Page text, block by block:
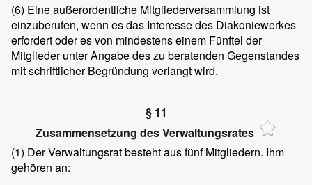
(6) Eine außerordentliche Mitgliederversammlung ist
einzuberufen, wenn es das Interesse des Diakoniewerkes
erfordert oder es von mindestens einem Fünftel der
Mitglieder unter Angabe des zu beratenden Gegenstandes
mit schriftlicher Begründung verlangt wird.
§ 11
Zusammensetzung des Verwaltungsrates
(1) Der Verwaltungsrat besteht aus fünf Mitgliedern. Ihm
gehören an: